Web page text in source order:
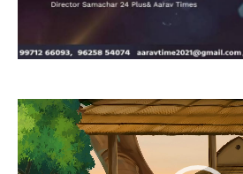
Video
Player